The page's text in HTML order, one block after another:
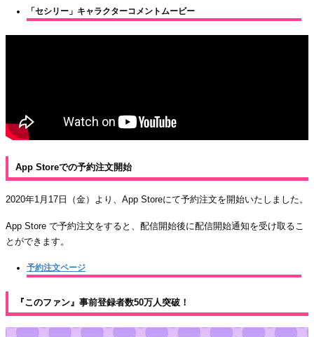
「セシリー」キャラクターコメントムービー
App Storeでの予約注文開始
2020年1月17日（金）より、App Storeにて予約注文を開始いたしました。
App Store で予約注文をすると、配信開始後に配信開始通知を受け取るこ
とができます。
予約注文ページ
『このファン』事前登録者数50万人突破！